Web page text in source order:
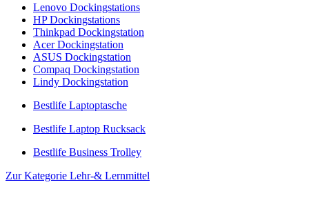
Lenovo Dockingstations
HP Dockingstations
Thinkpad Dockingstation
Acer Dockingstation
ASUS Dockingstation
Compaq Dockingstation
Lindy Dockingstation
Bestlife Laptoptasche
Bestlife Laptop Rucksack
Bestlife Business Trolley
Zur Kategorie Lehr-& Lernmittel